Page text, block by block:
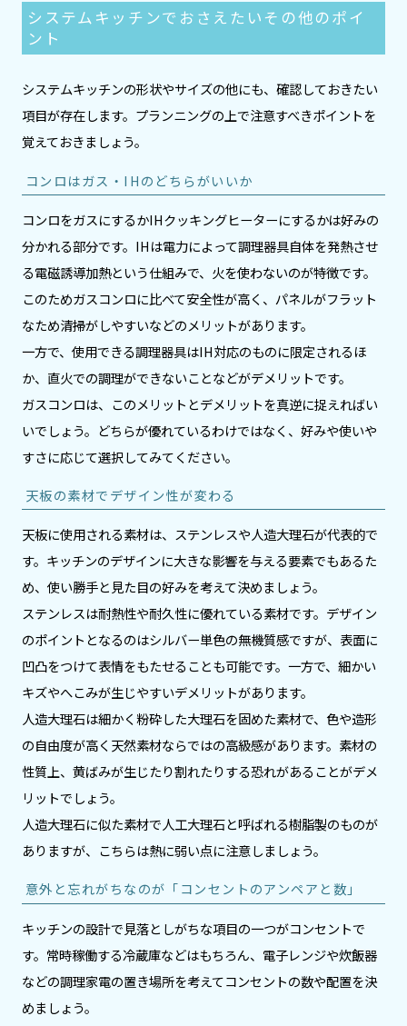
システムキッチンでおさえたいその他のポイ
ント
システムキッチンの形状やサイズの他にも、確認しておきたい
項目が存在します。プランニングの上で注意すべきポイントを
覚えておきましょう。
コンロはガス・IHのどちらがいいか
コンロをガスにするかIHクッキングヒーターにするかは好みの
分かれる部分です。IHは電力によって調理器具自体を発熱させ
る電磁誘導加熱という仕組みで、火を使わないのが特徴です。
このためガスコンロに比べて安全性が高く、パネルがフラット
なため清掃がしやすいなどのメリットがあります。
一方で、使用できる調理器具はIH対応のものに限定されるほ
か、直火での調理ができないことなどがデメリットです。
ガスコンロは、このメリットとデメリットを真逆に捉えればい
いでしょう。どちらが優れているわけではなく、好みや使いや
すさに応じて選択してみてください。
天板の素材でデザイン性が変わる
天板に使用される素材は、ステンレスや人造大理石が代表的で
す。キッチンのデザインに大きな影響を与える要素でもあるた
め、使い勝手と見た目の好みを考えて決めましょう。
ステンレスは耐熱性や耐久性に優れている素材です。デザイン
のポイントとなるのはシルバー単色の無機質感ですが、表面に
凹凸をつけて表情をもたせることも可能です。一方で、細かい
キズやへこみが生じやすいデメリットがあります。
人造大理石は細かく粉砕した大理石を固めた素材で、色や造形
の自由度が高く天然素材ならではの高級感があります。素材の
性質上、黄ばみが生じたり割れたりする恐れがあることがデメ
リットでしょう。
人造大理石に似た素材で人工大理石と呼ばれる樹脂製のものが
ありますが、こちらは熱に弱い点に注意しましょう。
意外と忘れがちなのが「コンセントのアンペアと数」
キッチンの設計で見落としがちな項目の一つがコンセントで
す。常時稼働する冷蔵庫などはもちろん、電子レンジや炊飯器
などの調理家電の置き場所を考えてコンセントの数や配置を決
めましょう。